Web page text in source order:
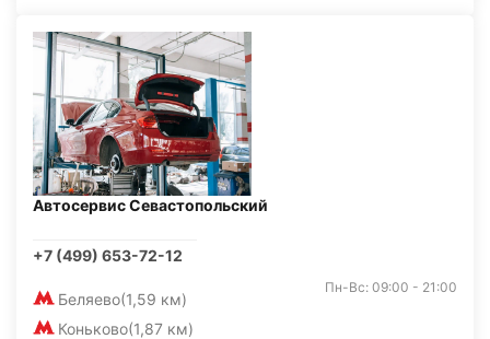
Автосервис Севастопольский
+7 (499) 653-72-12
Беляево(1,59 км)
Коньково(1,87 км)
Пн-Вс: 09:00 - 21:00